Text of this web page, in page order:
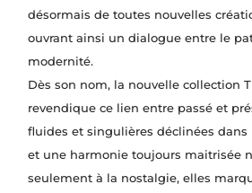
désormais de toutes nouvelles
ouvrant ainsi un dialogue entre le
modernité.
Dès son nom, la nouvelle collection
revendique ce lien entre passé et
fluides et singulières déclinées
et une harmonie toujours maitrisée
seulement à la nostalgie, elles